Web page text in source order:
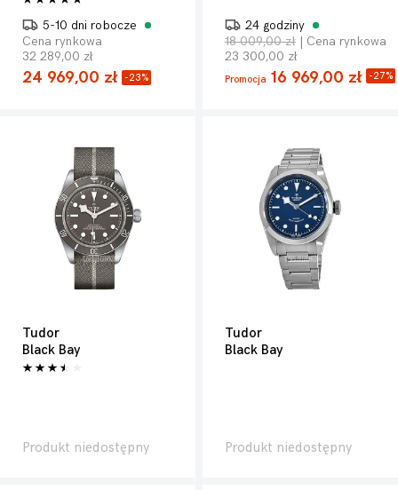
5-10 dni robocze
Cena rynkowa
32 289,00 zł
24 969,00 zł -23%
24 godziny
18 009,00 zł | Cena rynkowa
23 300,00 zł
Promocja 16 969,00 zł -27%
Tudor
Black Bay
Produkt niedostępny
Tudor
Black Bay
Produkt niedostępny